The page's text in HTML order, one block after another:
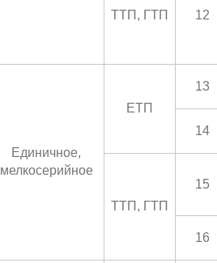
ТТП, ГТП 12
Единичное,
мелкосерийное
ЕТП
13
14
ТТП, ГТП
15
16